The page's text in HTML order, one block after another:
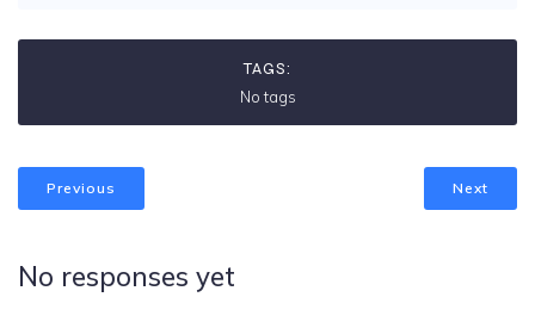
TAGS:
No tags
Previous Next
No responses yet